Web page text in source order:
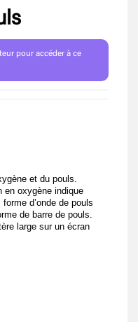
pour accéder à ce
et du pouls.
en oxygène indique
d’onde de pouls
de barre de pouls.
large sur un écran